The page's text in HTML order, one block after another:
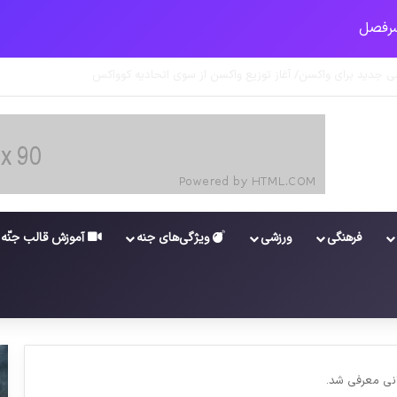
فرهنگی ورزشی ویژگی‌های جنه آموزش قالب جنّه
معرفی شد.